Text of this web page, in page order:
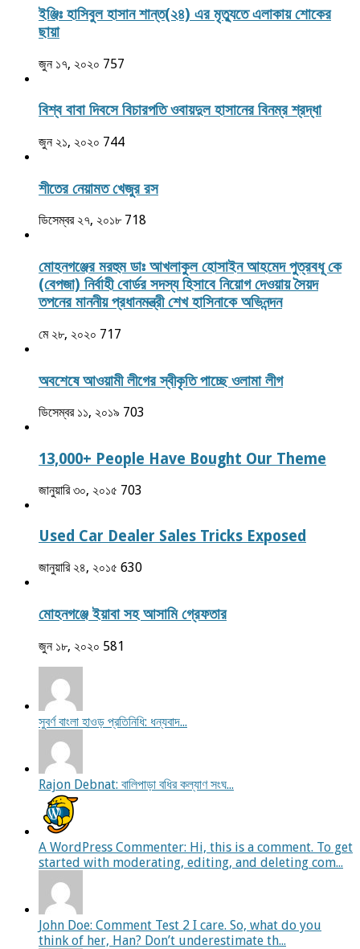
ইঞ্জিঃ হাসিবুল হাসান শান্ত(২৪) এর মৃত্যুতে এলাকায় শোকের
ছায়া
জুন ১৭, ২০২০ 757
বিশ্ব বাবা দিবসে বিচারপতি ওবায়দুল হাসানের বিনম্র শ্রদ্ধা
জুন ২১, ২০২০ 744
শীতের নেয়ামত খেজুর রস
ডিসেম্বর ২৭, ২০১৮ 718
মোহনগঞ্জের মরহুম ডাঃ আখলাকুল হোসাইন আহমেদ পুত্রবধূ কে
(বেপজা) নির্বাহী বোর্ডর সদস্য হিসাবে নিয়োগ দেওয়ায় সৈয়দ
তপনের মাননীয় প্রধানমন্ত্রী শেখ হাসিনাকে অভিনন্দন
মে ২৮, ২০২০ 717
অবশেষে আওয়ামী লীগের স্বীকৃতি পাচ্ছে ওলামা লীগ
ডিসেম্বর ১১, ২০১৯ 703
13,000+ People Have Bought Our Theme
জানুয়ারি ৩০, ২০১৫ 703
Used Car Dealer Sales Tricks Exposed
জানুয়ারি ২৪, ২০১৫ 630
মোহনগঞ্জে ইয়াবা সহ আসামি গ্রেফতার
জুন ১৮, ২০২০ 581
সুবর্ণ বাংলা হাওড় প্রতিনিধি: ধন্যবাদ...
Rajon Debnat: বালিপাড়া বধির কল্যাণ সংঘ...
A WordPress Commenter: Hi, this is a comment. To get
started with moderating, editing, and deleting com...
John Doe: Comment Test 2 I care. So, what do you
think of her, Han? Don’t underestimate th...